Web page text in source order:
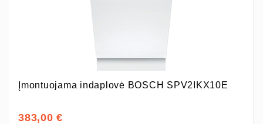
Įmontuojama indaplovė BOSCH SPV2IKX10E
383,00 €